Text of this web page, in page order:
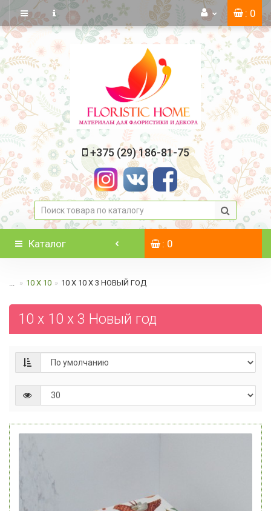
: 0
+375 (29) 186-81-75
Каталог : 0
... 10 Х 10 10 Х 10 Х 3 НОВЫЙ ГОД
10 х 10 х 3 Новый год